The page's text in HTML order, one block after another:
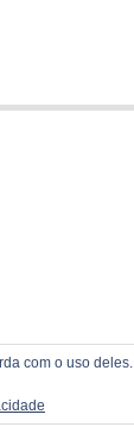
com o uso deles.